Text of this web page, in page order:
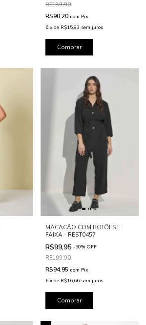
R$189,90
R$90,20 com Pix
6 x de R$15,83 sem juros
Comprar
MACACÃO COM BOTÕES E
FAIXA - REST0457
R$99,95 -50% OFF
R$199,90
R$94,95 com Pix
6 x de R$16,66 sem juros
Comprar